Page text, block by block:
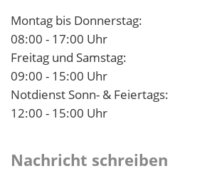
Montag bis Donnerstag:
08:00 - 17:00 Uhr
Freitag und Samstag:
09:00 - 15:00 Uhr
Notdienst Sonn- & Feiertags:
12:00 - 15:00 Uhr
Nachricht schreiben